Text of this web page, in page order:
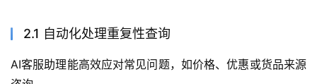
2.1 自动化处理重复性查询
AI客服助理能高效应对常见问题，如价格、优惠或货品来源